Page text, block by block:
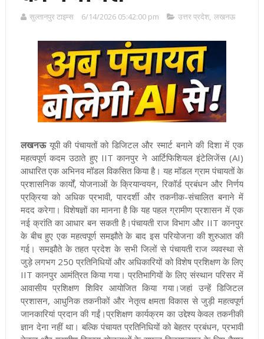
सुल्तानपुर टाइम्स 6/14/2026 05:42:00 pm उत्तर प्रदेश, लखनऊ
लखनऊ यूपी की पंचायतों को डिजिटल और स्मार्ट बनाने की दिशा में एक
महत्वपूर्ण कदम उठाते हुए IIT कानपुर ने आर्टिफिशियल इंटेलिजेंस (AI)
आधारित एक अभिनव मॉडल विकसित किया है। यह मॉडल ग्राम पंचायतों के
प्रशासनिक कार्यों, योजनाओं के क्रियान्वयन, रिकॉर्ड प्रबंधन और निर्णय
प्रक्रिया को अधिक प्रभावी, पारदर्शी और तकनीक-संचालित बनाने में
मदद करेगा। विशेषज्ञों का मानना है कि यह पहल ग्रामीण प्रशासन में एक
नई क्रांति का आधार बन सकती है।पंचायती राज विभाग और IIT कानपुर
के बीच हुए एक महत्वपूर्ण समझौते के बाद इस परियोजना की शुरुआत की
गई। समझौते के तहत प्रदेश के सभी जिलों से पंचायती राज व्यवस्था से
जुड़े लगभग 250 प्रतिनिधियों और अधिकारियों को विशेष प्रशिक्षण के लिए
IIT कानपुर आमंत्रित किया गया। प्रतिभागियों के लिए संस्थान परिसर में
आवासीय प्रशिक्षण शिविर आयोजित किया गया।जहां उन्हें डिजिटल
प्रशासन, आधुनिक तकनीकों और नेतृत्व क्षमता विकास से जुड़ी महत्वपूर्ण
जानकारियां प्रदान की गईं।प्रशिक्षण कार्यक्रम का उद्देश्य केवल तकनीकी
ज्ञान देना नहीं था। बल्कि पंचायत प्रतिनिधियों को बेहतर प्रबंधन, प्रभावी